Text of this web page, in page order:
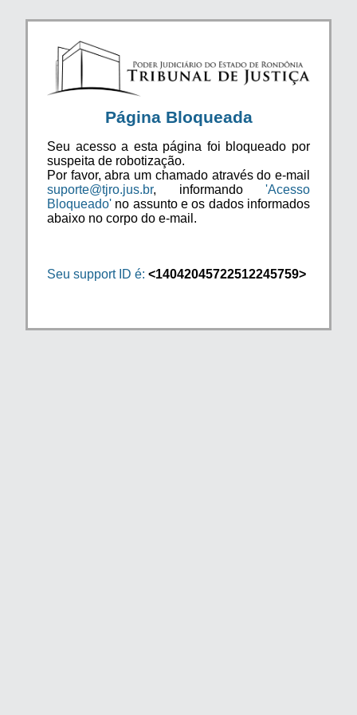
Página Bloqueada
Seu acesso a esta página foi bloqueado por
suspeita de robotização.
Por favor, abra um chamado através do e-mail
suporte@tjro.jus.br, informando 'Acesso
Bloqueado' no assunto e os dados informados
abaixo no corpo do e-mail.
Seu support ID é: <14042045722512245759>